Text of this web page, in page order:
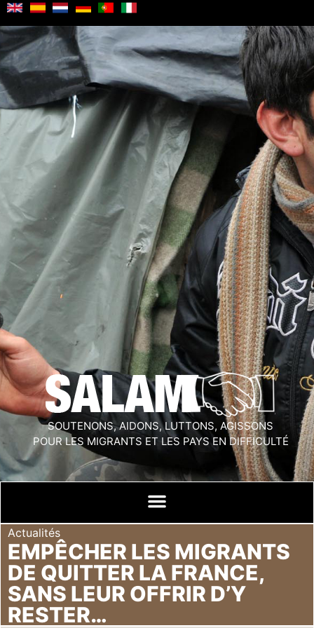
SOUTENONS, AIDONS, LUTTONS, AGISSONS
POUR LES MIGRANTS ET LES PAYS EN DIFFICULTÉ
Actualités
EMPÊCHER LES MIGRANTS
DE QUITTER LA FRANCE,
SANS LEUR OFFRIR D’Y
RESTER…